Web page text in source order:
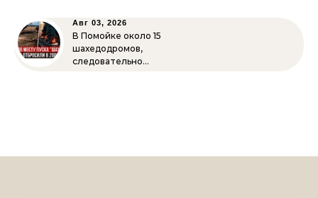
Авг 03, 2026
В Помойке около 15
шахедодромов,
следовательно…